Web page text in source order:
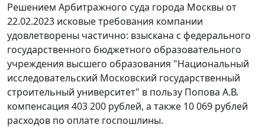
Решением Арбитражного суда города Москвы от
22.02.2023 исковые требования компании
удовлетворены частично: взыскана с федерального
государственного бюджетного образовательного
учреждения высшего образования "Национальный
исследовательский Московский государственный
строительный университет" в пользу Попова А.В.
компенсация 403 200 рублей, а также 10 069 рублей
расходов по оплате госпошлины.